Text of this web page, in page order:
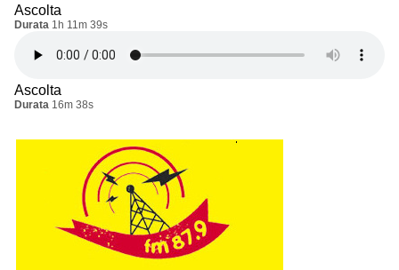
Ascolta
Durata 1h 11m 39s
Ascolta
Durata 16m 38s